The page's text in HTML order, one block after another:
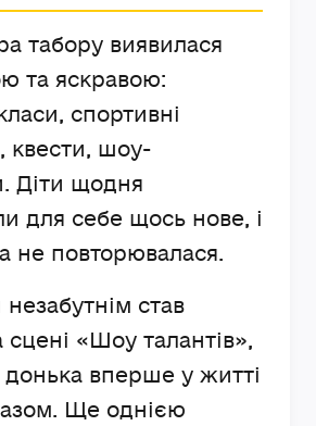
табору виявилася
та яскравою:
спортивні
квести, шоу-
Діти щодня
для себе щось нове, і
не повторювалася.
став
сцені «Шоу талантів»,
вперше у житті
Ще однією